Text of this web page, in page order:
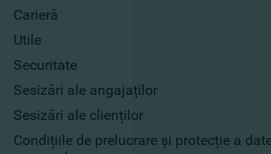
Carieră
Utile
Securitate
Sesizări ale angajaților
Sesizări ale clienților
Condițiile de prelucrare și protecție a